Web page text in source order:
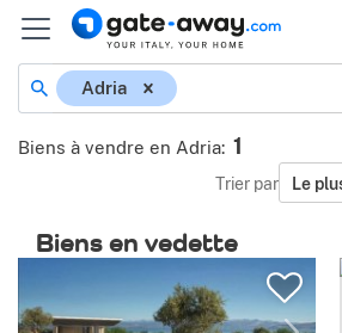
Adria
Biens à vendre en Adria: 1
Trier par Le
Biens en vedette